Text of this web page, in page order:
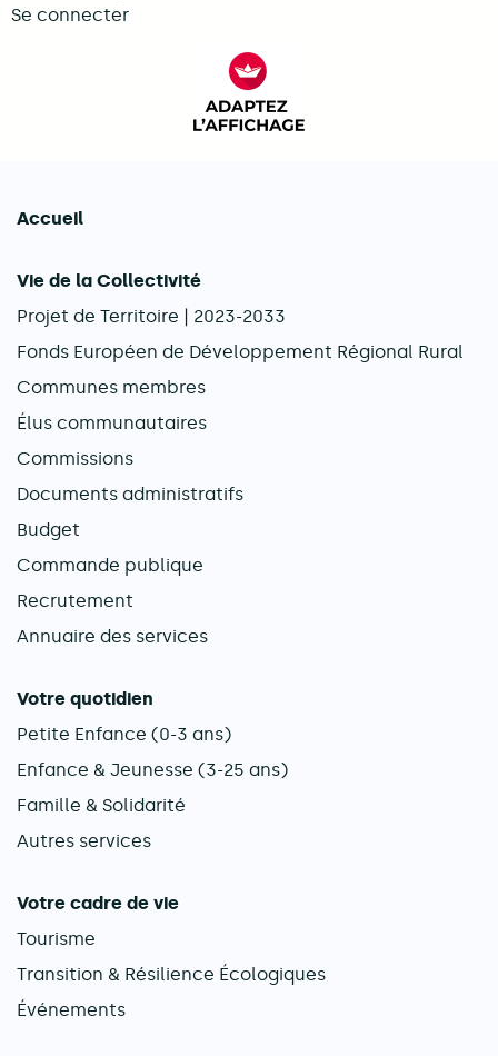
Se connecter
FACIL'iti : Adaptez
Accueil
Vie de la Collectivité
Projet de Territoire | 2023-2033
Fonds Européen de Développement Régional Rural
Communes membres
Élus communautaires
Commissions
Documents administratifs
Budget
Commande publique
Recrutement
Annuaire des services
Votre quotidien
Petite Enfance (0-3 ans)
Enfance & Jeunesse (3-25 ans)
Famille & Solidarité
Autres services
Votre cadre de vie
Tourisme
Transition & Résilience Écologiques
Événements